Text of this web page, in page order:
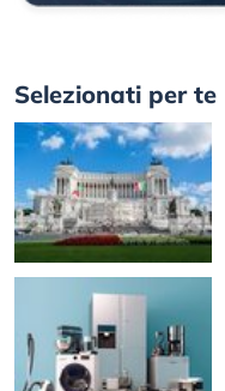
Selezionati per te